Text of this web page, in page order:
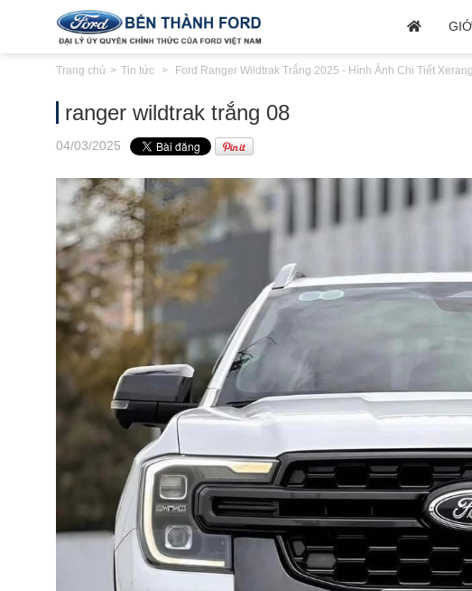
Trang chủ Tin tức Ford Ranger Wildtrak Trắng 2025 - Hình Ảnh Chi Tiết Xe
ranger wildtrak trắng 08
04/03/2025